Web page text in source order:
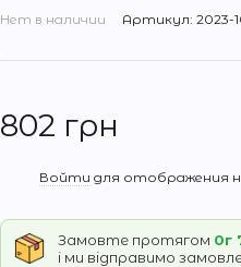
Нет в наличии Артикул: 2023-
802 грн
Войти для отображения
Замовте протягом 0г
і ми відправимо